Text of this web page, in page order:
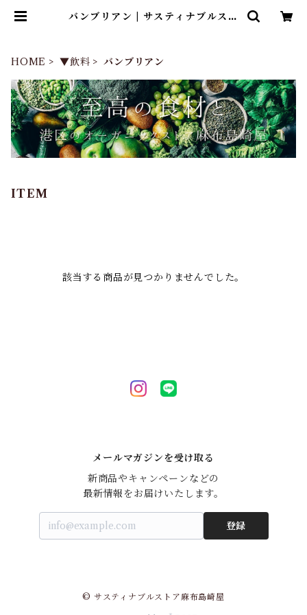
バンブリアン | サスティナブルスト
HOME ▼飲料 バンブリアン
ITEM
該当する商品が見つかりませんでした。
メールマガジンを受け取る
新商品やキャンペーンなどの
最新情報をお届けいたします。
登録
© サスティナブルストア麻布島崎屋